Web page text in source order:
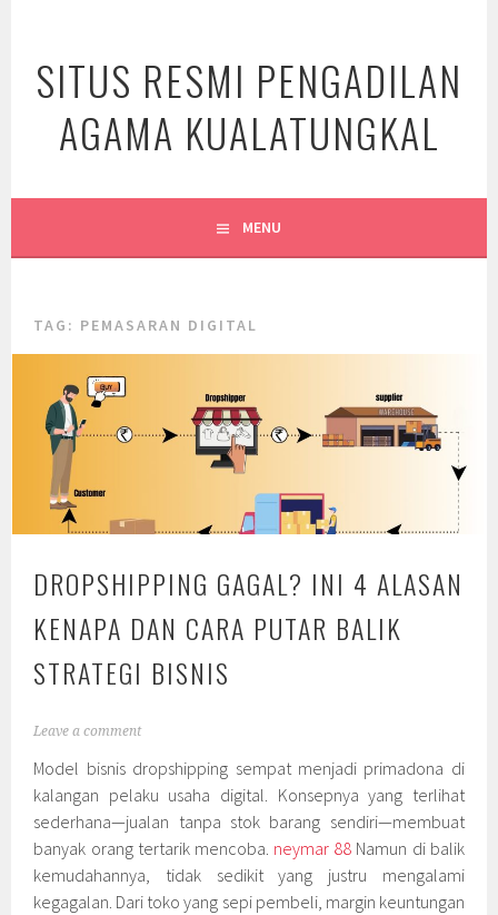
content
SITUS RESMI PENGADILAN
AGAMA KUALATUNGKAL
MENU
TAG: PEMASARAN DIGITAL
DROPSHIPPING GAGAL? INI 4 ALASAN
KENAPA DAN CARA PUTAR BALIK
STRATEGI BISNIS
Leave a comment
Model bisnis dropshipping sempat menjadi primadona di
kalangan pelaku usaha digital. Konsepnya yang terlihat
sederhana—jualan tanpa stok barang sendiri—membuat
banyak orang tertarik mencoba. neymar 88 Namun di balik
kemudahannya, tidak sedikit yang justru mengalami
kegagalan. Dari toko yang sepi pembeli, margin keuntungan